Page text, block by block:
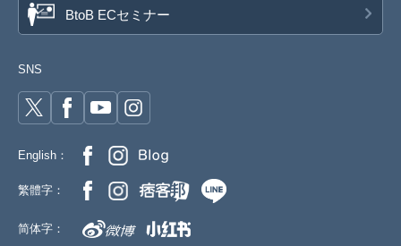
BtoB ECセミナー
SNS
English：
繁體字：
简体字：